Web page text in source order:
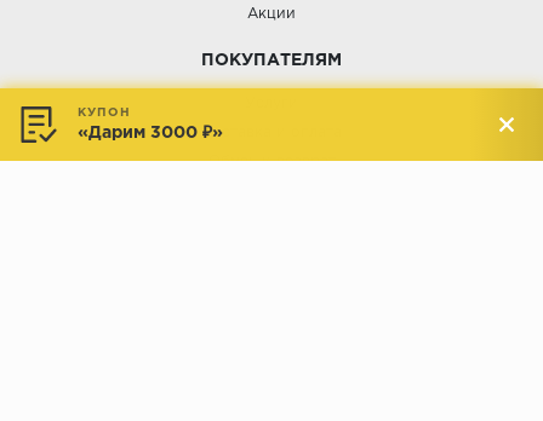
Акции
ПОКУПАТЕЛЯМ
Доставка и оплата
Обмен и возврат
КУПОН
«Дарим 3000 ₽»